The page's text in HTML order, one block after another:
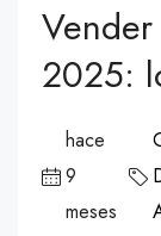
2025:
hace
9
meses